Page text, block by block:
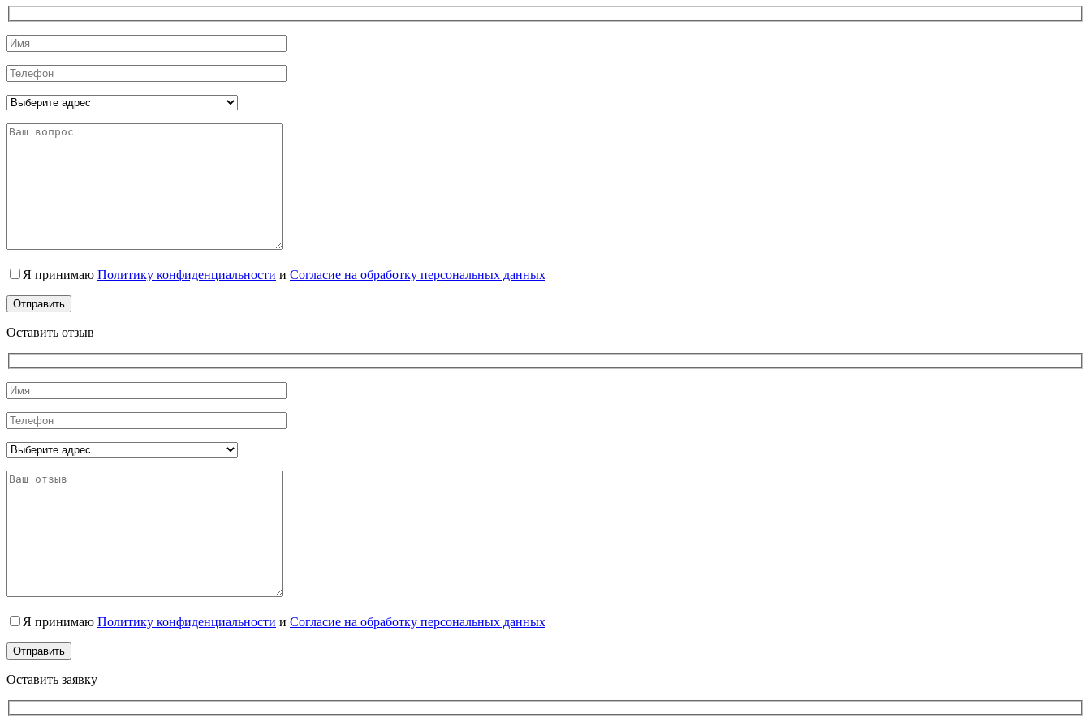
Я принимаю Политику конфиденциальности и Согласие на обработку персональных данных
Оставить отзыв
Я принимаю Политику конфиденциальности и Согласие на обработку персональных данных
Оставить заявку